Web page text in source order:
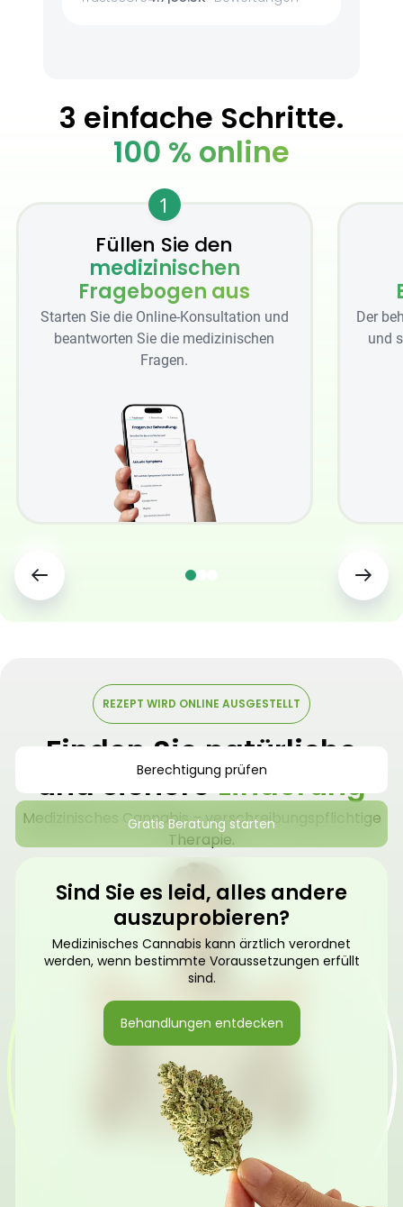
3 einfache Schritte.
100 % online
1
Füllen Sie den
medizinischen
Fragebogen aus
Starten Sie die Online-Konsultation und
beantworten Sie die medizinischen
Fragen.
Der
und
REZEPT WIRD ONLINE AUSGESTELLT
Finden Sie natürliche
und sichereLinderung
Medizinisches Cannabis – verschreibungspflichtige
Therapie.
Berechtigung prüfen
Gratis Beratung starten
Sind Sie es leid, alles andere
auszuprobieren?
Medizinisches Cannabis kann ärztlich verordnet
werden, wenn bestimmte Voraussetzungen erfüllt
sind.
Behandlungen entdecken